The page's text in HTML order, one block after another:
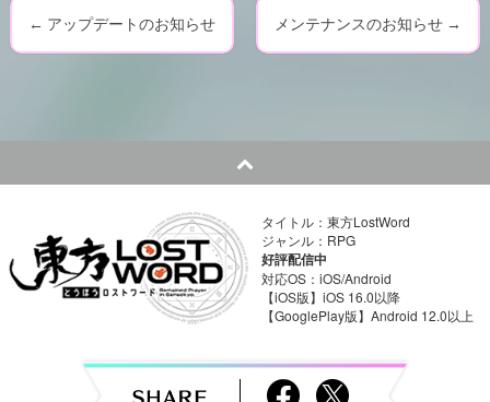
P
t
a
← アップデートのお知らせ メンテナンスのお知らせ →
タイトル：東方LostWord
ジャンル：RPG
好評配信中
対応OS：iOS/Android
【iOS版】iOS 16.0以降
【GooglePlay版】Android 12.0以上